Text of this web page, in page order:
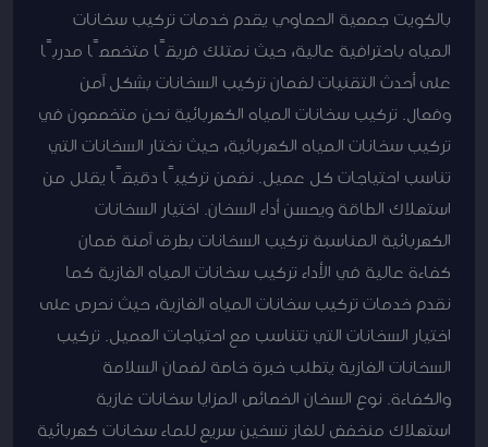
بالكويت جمعية الحصاوي يقدم خدمات تركيب سخانات
المياه باحترافية عالية، حيث نمتلك فريقًا متخصصًا مدربًا
على أحدث التقنيات لضمان تركيب السخانات بشكل آمن
وفعال. تركيب سخانات المياه الكهربائية نحن متخصصون في
تركيب سخانات المياه الكهربائية، حيث نختار السخانات التي
تناسب احتياجات كل عميل. نضمن تركيبًا دقيقًا يقلل من
استهلاك الطاقة ويحسن أداء السخان. اختيار السخانات
الكهربائية المناسبة تركيب السخانات بطرق آمنة ضمان
كفاءة عالية في الأداء تركيب سخانات المياه الغازية كما
نقدم خدمات تركيب سخانات المياه الغازية، حيث نحرص على
اختيار السخانات التي تتناسب مع احتياجات العميل. تركيب
السخانات الغازية يتطلب خبرة خاصة لضمان السلامة
والكفاءة. نوع السخان الخصائص المزايا سخانات غازية
استهلاك منخفض للغاز تسخين سريع للماء سخانات كهربائية